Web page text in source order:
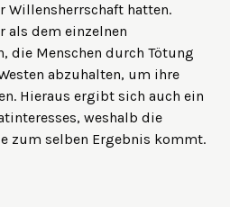
Willensherrschaft hatten.
als dem einzelnen
die Menschen durch Tötung
abzuhalten, um ihre
Hieraus ergibt sich auch ein
weshalb die
zum selben Ergebnis kommt.